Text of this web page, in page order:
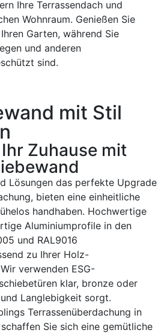
Ihre Terrassendach und
Wohnraum. Genießen Sie
Garten, während Sie
und anderen
sind.
mit Stil
Zuhause mit
Lösungen das perfekte Upgrade
bieten eine einheitliche
handhaben. Hochwertige
Aluminiumprofile in den
und RAL9016
zu Ihrer Holz-
verwenden ESG-
klar, bronze oder
Langlebigkeit sorgt.
Terrassenüberdachung in
Sie sich eine gemütliche